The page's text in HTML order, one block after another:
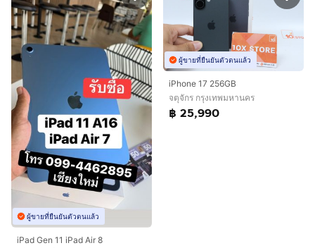
ผู้ขายที่ยืนยันตัวตนแล้ว
iPad Gen 11 iPad Air 8
ผู้ขายที่ยืนยันตัวตนแล้ว
iPhone 17 256GB
จตุจักร กรุงเทพมหานคร
฿ 25,990